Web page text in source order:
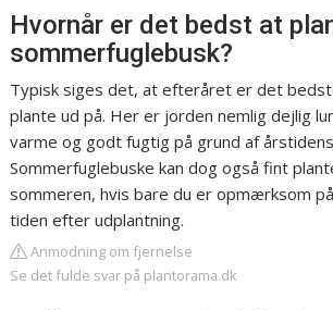
Hvornår er det bedst at
sommerfuglebusk?
Typisk siges det, at efteråret er det
plante ud på. Her er jorden nemlig dejlig
varme og godt fugtig på grund af
Sommerfuglebuske kan dog også fint
sommeren, hvis bare du er opmærksom
tiden efter udplantning.
Anmodning om fjernelse
Se det fulde svar på plantorama.dk